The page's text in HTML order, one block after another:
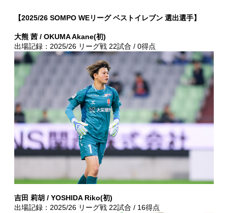
【2025/26 SOMPO WEリーグ ベストイレブン 選出選手】
大熊 茜 / OKUMA Akane(初)
出場記録：2025/26 リーグ戦 22試合 / 0得点
吉田 莉胡 / YOSHIDA Riko(初)
出場記録：2025/26 リーグ戦 22試合 / 16得点